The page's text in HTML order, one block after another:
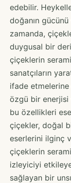
edebilir.
doğanın
zamanda,
duygusal bir
çiçeklerin
sanatçıların
ifade
özgü bir enerjisi
bu özellikleri
çiçekler, doğal
eserlerini ilginç
çiçeklerin
izleyiciyi
sağlayan bir